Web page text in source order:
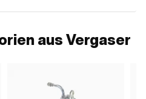
aus Vergaser